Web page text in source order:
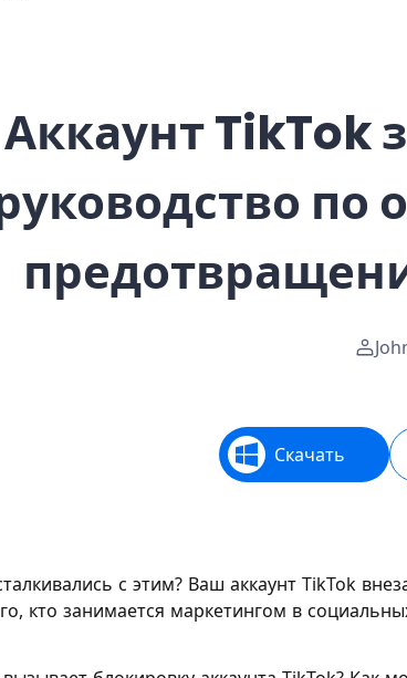
Аккаунт TikTok
Скачать
с этим? Ваш аккаунт TikTok
кто занимается маркетингом в